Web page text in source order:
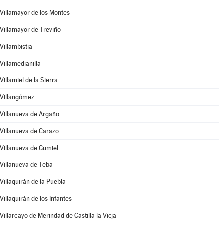
Villamayor de los Montes
Villamayor de Treviño
Villambistia
Villamedianilla
Villamiel de la Sierra
Villangómez
Villanueva de Argaño
Villanueva de Carazo
Villanueva de Gumiel
Villanueva de Teba
Villaquirán de la Puebla
Villaquirán de los Infantes
Villarcayo de Merindad de Castilla la Vieja